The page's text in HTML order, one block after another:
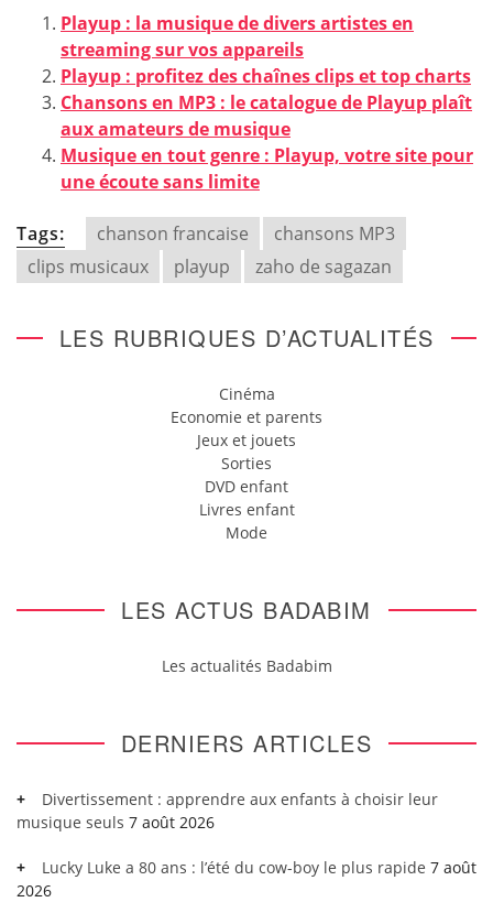
Playup : la musique de divers artistes en
streaming sur vos appareils
Playup : profitez des chaînes clips et top charts
Chansons en MP3 : le catalogue de Playup plaît
aux amateurs de musique
Musique en tout genre : Playup, votre site pour
une écoute sans limite
Tags: chanson francaise
chansons MP3
clips musicaux
playup zaho de sagazan
LES RUBRIQUES D’ACTUALITÉS
Cinéma
Economie et parents
Jeux et jouets
Sorties
DVD enfant
Livres enfant
Mode
LES ACTUS BADABIM
Les actualités Badabim
DERNIERS ARTICLES
Divertissement : apprendre aux enfants à choisir leur
musique seuls 7 août 2026
Lucky Luke a 80 ans : l’été du cow-boy le plus rapide 7 août
2026